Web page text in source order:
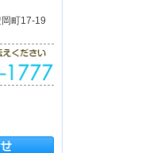
町17-19